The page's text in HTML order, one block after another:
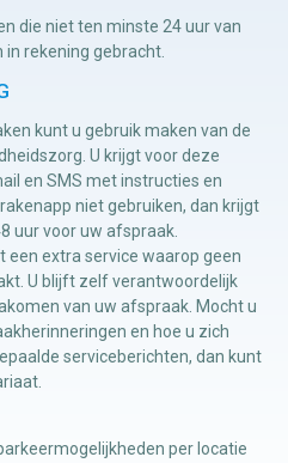
die niet ten minste 24 uur van
rekening gebracht.
kunt u gebruik maken van de
U krijgt voor deze
en SMS met instructies en
niet gebruiken, dan krijgt
uur voor uw afspraak.
een extra service waarop geen
U blijft zelf verantwoordelijk
van uw afspraak. Mocht u
en hoe u zich
serviceberichten, dan kunt
per locatie